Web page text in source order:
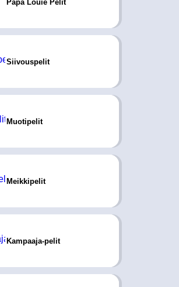
Papa Louie Pelit
Siivouspelit
Muotipelit
Meikkipelit
Kampaaja-pelit